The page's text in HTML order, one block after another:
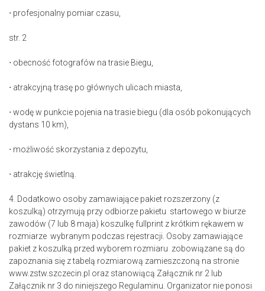
⋅ profesjonalny pomiar czasu,
str. 2
⋅ obecność fotografów na trasie Biegu,
⋅ atrakcyjną trasę po głównych ulicach miasta,
⋅ wodę w punkcie pojenia na trasie biegu (dla osób pokonujących
dystans 10 km),
⋅ możliwość skorzystania z depozytu,
⋅ atrakcję świetlną.
4. Dodatkowo osoby zamawiające pakiet rozszerzony (z
koszulką) otrzymują przy odbiorze pakietu startowego w biurze
zawodów (7 lub 8 maja) koszulkę fullprint z krótkim rękawem w
rozmiarze wybranym podczas rejestracji. Osoby zamawiające
pakiet z koszulką przed wyborem rozmiaru zobowiązane są do
zapoznania się z tabelą rozmiarową zamieszczoną na stronie
www.zstw.szczecin.pl oraz stanowiącą Załącznik nr 2 lub
Załącznik nr 3 do niniejszego Regulaminu. Organizator nie ponosi